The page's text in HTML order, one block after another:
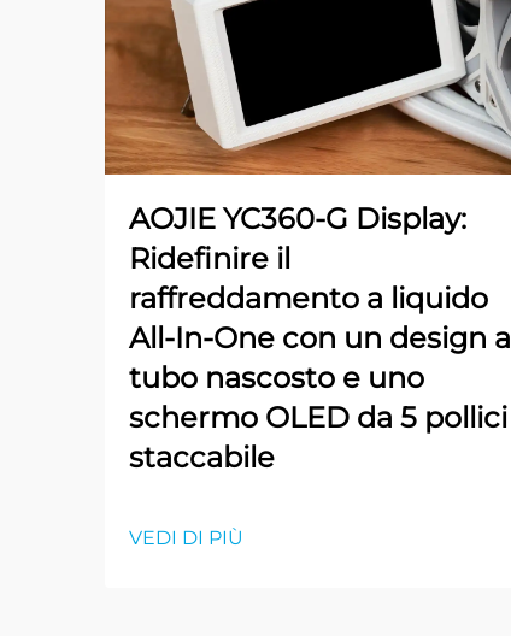
AOJIE YC360-G Display:
Ridefinire il
raffreddamento a liquido
All-In-One con un design a
tubo nascosto e uno
schermo OLED da 5 pollici
staccabile
VEDI DI PIÙ